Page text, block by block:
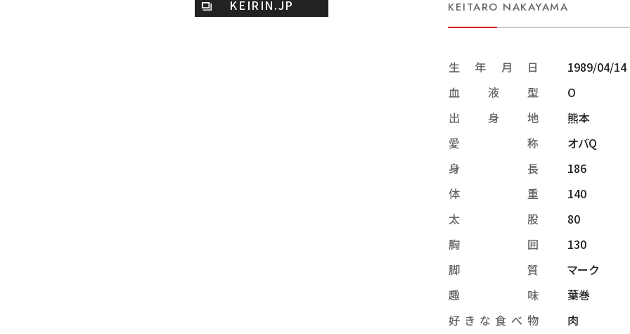
KEIRIN.JP KEITARO NAKAYAMA
生年月日
1989/04/14
血液型
O
出身地
熊本
愛称
オバQ
身長
186
体重
140
太股
80
胸囲
130
脚質
マーク
趣味
葉巻
好きな食べ物
肉